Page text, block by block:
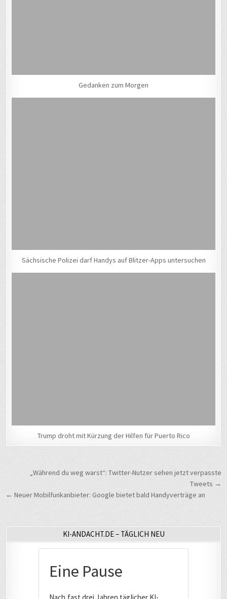
Gedanken zum Morgen
Sächsische Polizei darf Handys auf Blitzer-Apps untersuchen
Trump droht mit Kürzung der Hilfen für Puerto Rico
Beitragsnavigation
„Während du weg warst“: Twitter-Nutzer sehen jetzt verpasste
Tweets →
← Neuer Mobilfunkanbieter: Google bietet bald Handyverträge an
KI-ANDACHT.DE – TÄGLICH NEU